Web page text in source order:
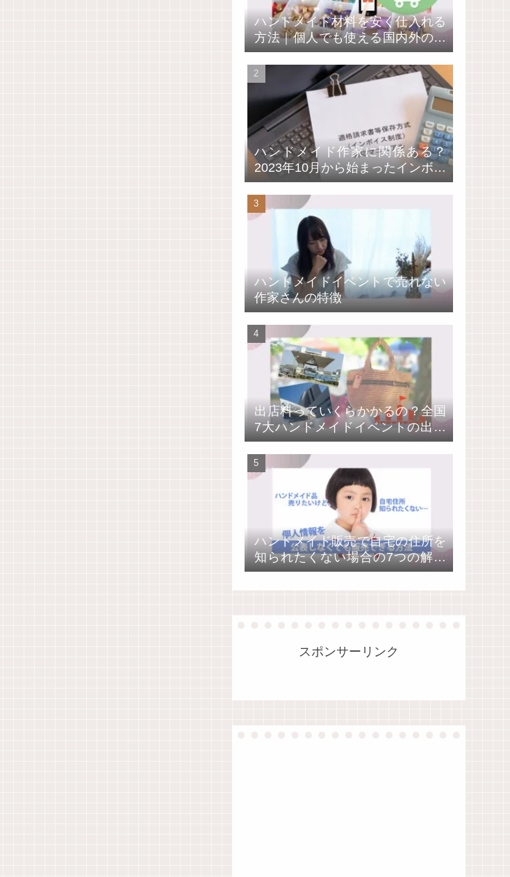
ハンドメイド材料を安く仕入れる
方法｜個人でも使える国内外の卸
通販サイト4選
ハンドメイド作家に関係ある？
2023年10月から始まったインボイ
ス制度
ハンドメイドイベントで売れない
作家さんの特徴
出店料っていくらかかるの？全国
7大ハンドメイドイベントの出店
費用を比較
ハンドメイド販売で自宅の住所を
知られたくない場合の7つの解決
法
スポンサーリンク